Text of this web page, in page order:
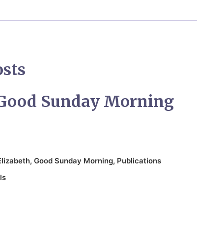
Sunday Morning
, Good Sunday Morning, Publications